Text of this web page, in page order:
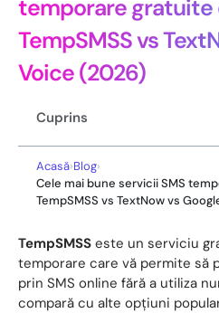
temporare gratuite
TempSMSS vs
Voice (2026)
Cuprins
Acasă›Blog›
Cele mai bune servicii SMS
TempSMSS vs TextNow vs
TempSMSS este un serviciu
temporare care vă permite să
prin SMS online fără a utiliza
compară cu alte opțiuni